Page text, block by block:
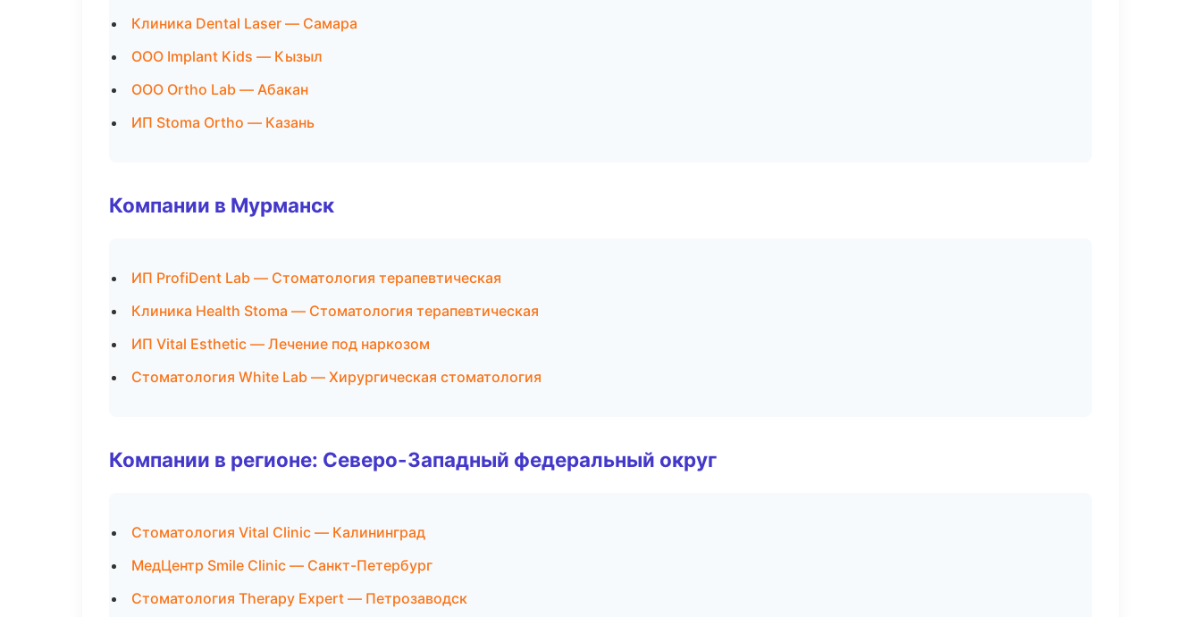
Клиника Dental Laser — Самара
ООО Implant Kids — Кызыл
ООО Ortho Lab — Абакан
ИП Stoma Ortho — Казань
Компании в Мурманск
ИП ProfiDent Lab — Стоматология терапевтическая
Клиника Health Stoma — Стоматология терапевтическая
ИП Vital Esthetic — Лечение под наркозом
Стоматология White Lab — Хирургическая стоматология
Компании в регионе: Северо-Западный федеральный округ
Стоматология Vital Clinic — Калининград
МедЦентр Smile Clinic — Санкт-Петербург
Стоматология Therapy Expert — Петрозаводск